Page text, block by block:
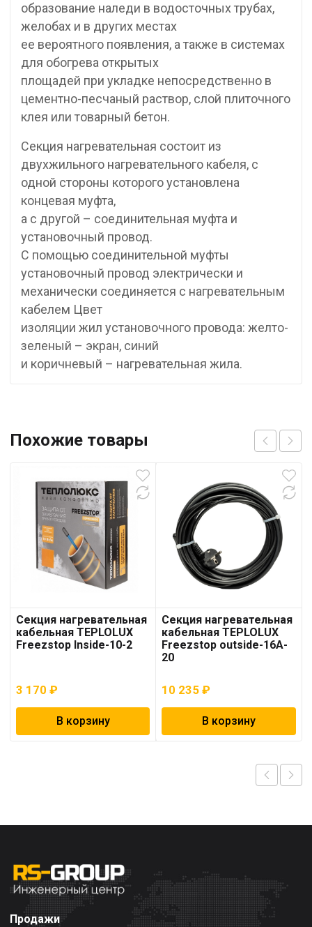
образование наледи в водосточных трубах,
желобах и в других местах
ее вероятного появления, а также в системах
для обогрева открытых
площадей при укладке непосредственно в
цементно-песчаный раствор, слой плиточного
клея или товарный бетон.
Секция нагревательная состоит из
двухжильного нагревательного кабеля, с
одной стороны которого установлена
концевая муфта,
а с другой – соединительная муфта и
установочный провод.
С помощью соединительной муфты
установочный провод электрически и
механически соединяется с нагревательным
кабелем Цвет
изоляции жил установочного провода: желто-
зеленый – экран, синий
и коричневый – нагревательная жила.
Похожие товары
Секция нагревательная
кабельная TEPLOLUX
Freezstop Inside-10-2
3 170 ₽
В корзину
Секция нагревательная
кабельная TEPLOLUX
Freezstop outside-16A-
20
10 235₽
В корзину
Продажи